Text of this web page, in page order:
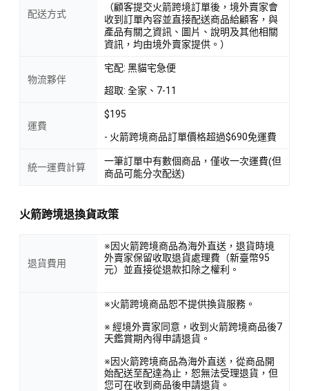
配送方式
（顧客提交火箭跨境訂單後，境外賣家會
收到訂單內容並直接配送商品給顧客，與
產品有關之資訊、圖片、說明及其他相關
資訊，均由境外賣家提供。）
物流夥伴
宅配: 黑貓宅急便
超取: 全家、7-11
運費
$195
- 火箭跨境商品訂單價格超過$690免運費
統一運費計算
一筆訂單中有數個商品，僅收一次運費(但
商品可能分次配送)
火箭跨境退換貨政策
退貨費用
※因火箭跨境商品為海外直送，退貨時境
外賣家保留收取退貨處理費（新臺幣95
元）並直接從退款扣除之權利。
※火箭跨境商品恕不提供換貨服務。
※ 經境外賣家同意，收到火箭跨境商品後7
天鑑賞期內得申請退貨。
※因火箭跨境商品為海外直送，從商品開
始配送至配達為止，恕無法受理退貨，但
您可在收到商品後申請退貨。